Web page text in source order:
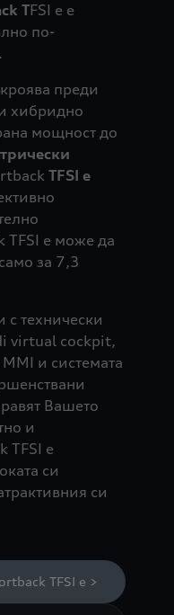
TFSI e е
по-
преди
хибридно
мощност до
трически
TFSI e
TFSI e може да
за 7,3
с технически
virtual cockpit,
и системата
Вашето
и
TFSI e
си
си
TFSI e >